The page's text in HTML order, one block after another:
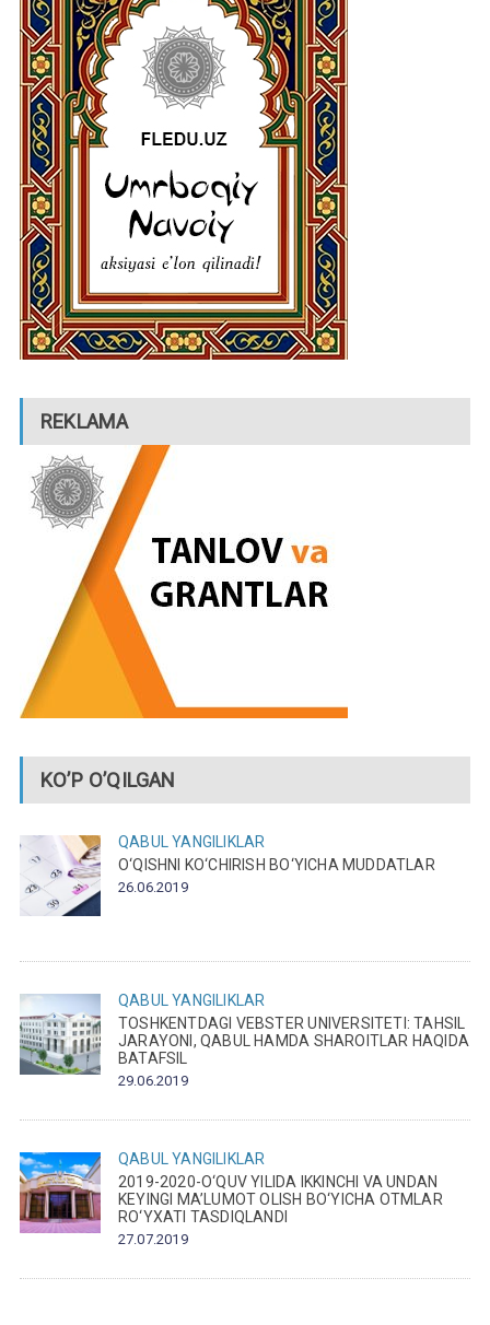
REKLAMA
KO’P O’QILGAN
QABUL
YANGILIKLAR
O‘QISHNI KO‘CHIRISH BO‘YICHA MUDDATLAR
26.06.2019
QABUL
YANGILIKLAR
TOSHKENTDAGI VEBSTER UNIVERSITETI: TAHSIL
JARAYONI, QABUL HAMDA SHAROITLAR HAQIDA
BATAFSIL
29.06.2019
QABUL
YANGILIKLAR
2019-2020-O‘QUV YILIDA IKKINCHI VA UNDAN
KEYINGI MA’LUMOT OLISH BO‘YICHA OTMLAR
RO‘YXATI TASDIQLANDI
27.07.2019